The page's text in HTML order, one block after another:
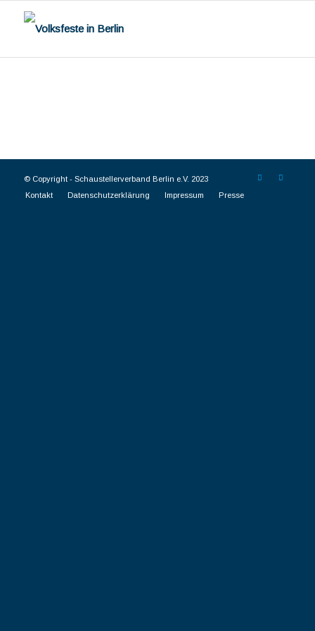
© Copyright - Schaustellerverband Berlin e.V. 2023
Kontakt
Datenschutzerklärung Impressum Presse